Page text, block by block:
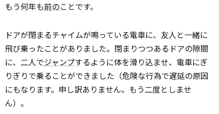
もう何年も前のことです。
ドアが閉まるチャイムが鳴っている電車に、友人と一緒に
飛び乗ったことがありました。閉まりつつあるドアの隙間
に、二人でジャンプするように体を滑り込ませ、電車にぎ
りぎりで乗ることができました（危険な行為で遅延の原因
にもなります。申し訳ありません。もう二度としませ
ん）。